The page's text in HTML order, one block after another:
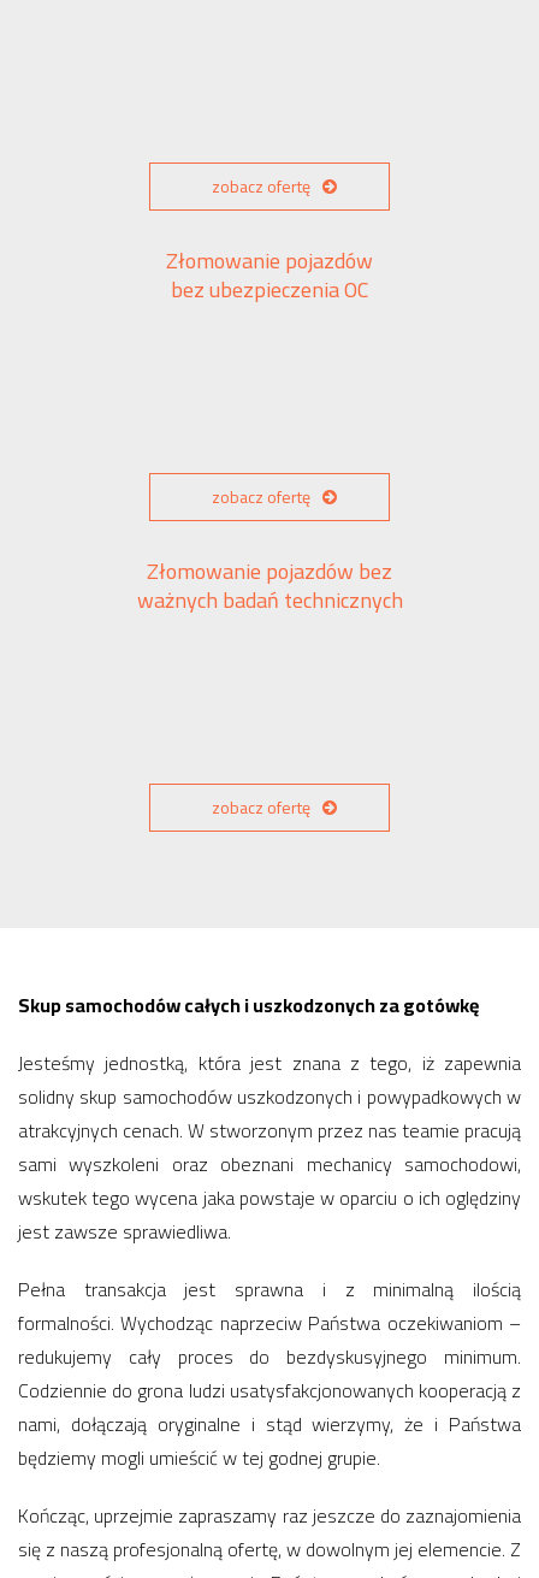
zobacz ofertę
Złomowanie pojazdów
bez ubezpieczenia OC
zobacz ofertę
Złomowanie pojazdów bez
ważnych badań technicznych
zobacz ofertę
Skup samochodów całych i uszkodzonych za gotówkę
Jesteśmy jednostką, która jest znana z tego, iż zapewnia
solidny skup samochodów uszkodzonych i powypadkowych w
atrakcyjnych cenach. W stworzonym przez nas teamie pracują
sami wyszkoleni oraz obeznani mechanicy samochodowi,
wskutek tego wycena jaka powstaje w oparciu o ich oględziny
jest zawsze sprawiedliwa.
Pełna transakcja jest sprawna i z minimalną ilością
formalności. Wychodząc naprzeciw Państwa oczekiwaniom –
redukujemy cały proces do bezdyskusyjnego minimum.
Codziennie do grona ludzi usatysfakcjonowanych kooperacją z
nami, dołączają oryginalne i stąd wierzymy, że i Państwa
będziemy mogli umieścić w tej godnej grupie.
Kończąc, uprzejmie zapraszamy raz jeszcze do zaznajomienia
się z naszą profesjonalną ofertę, w dowolnym jej elemencie. Z